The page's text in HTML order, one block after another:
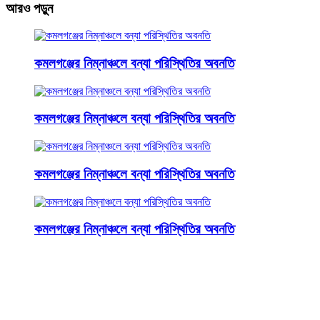
আরও পড়ুন
কমলগঞ্জের নিম্নাঞ্চলে বন্যা পরিস্থিতির অবনতি
কমলগঞ্জের নিম্নাঞ্চলে বন্যা পরিস্থিতির অবনতি
কমলগঞ্জের নিম্নাঞ্চলে বন্যা পরিস্থিতির অবনতি
কমলগঞ্জের নিম্নাঞ্চলে বন্যা পরিস্থিতির অবনতি